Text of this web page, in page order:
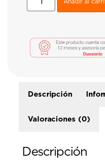
Añadir al
Descripción
Valoraciones (0)
Descripción